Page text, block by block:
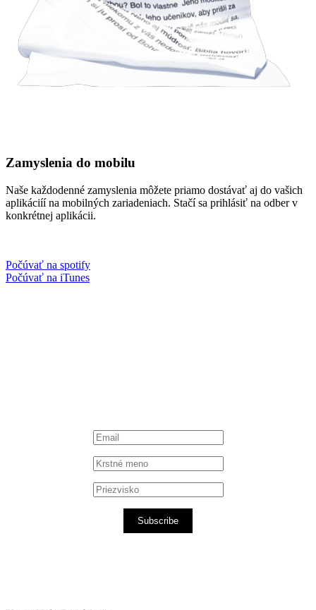
Zamyslenia do mobilu
Naše každodenné zamyslenia môžete priamo dostávať aj do vašich
aplikáciíí na mobilných zariadeniach. Stačí sa prihlásiť na odber v
konkrétnej aplikácii.
Počúvať na spotify
Počúvať na iTunes
Subscribe